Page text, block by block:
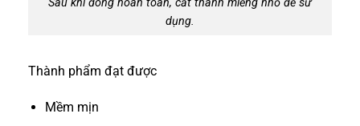
dụng.
Thành phẩm đạt được
Mềm mịn